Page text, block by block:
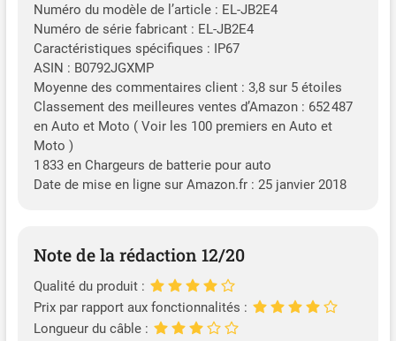
Numéro du modèle de l’article : EL-JB2E4
Numéro de série fabricant : EL-JB2E4
Caractéristiques spécifiques : IP67
ASIN : B0792JGXMP
Moyenne des commentaires client : 3,8 sur 5 étoiles
Classement des meilleures ventes d’Amazon : 652 487
en Auto et Moto ( Voir les 100 premiers en Auto et
Moto )
1 833 en Chargeurs de batterie pour auto
Date de mise en ligne sur Amazon.fr : 25 janvier 2018
Note de la rédaction 12/20
Qualité du produit :
Prix par rapport aux fonctionnalités :
Longueur du câble :